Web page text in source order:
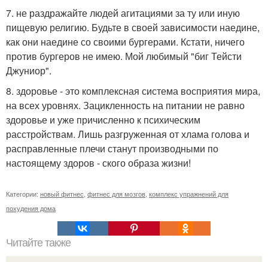
7. не раздражайте людей агитациями за ту или иную
пищевую религию. Будьте в своей зависимости наедине,
как они наедине со своими бургерами. Кстати, ничего
против бургеров не имею. Мой любимый "биг Тейсти
Джуниор".
8. здоровье - это комплексная система восприятия мира,
на всех уровнях. Зацикленность на питании не равно
здоровье и уже причисленно к психическим
расстройствам. Лишь разгруженная от хлама голова и
расправленные плечи станут производными по
настоящему здоров - ского образа жизни!
Категории: новый фитнес фитнес для мозгов комплекс упражнений для
похудения дома
Читайте также